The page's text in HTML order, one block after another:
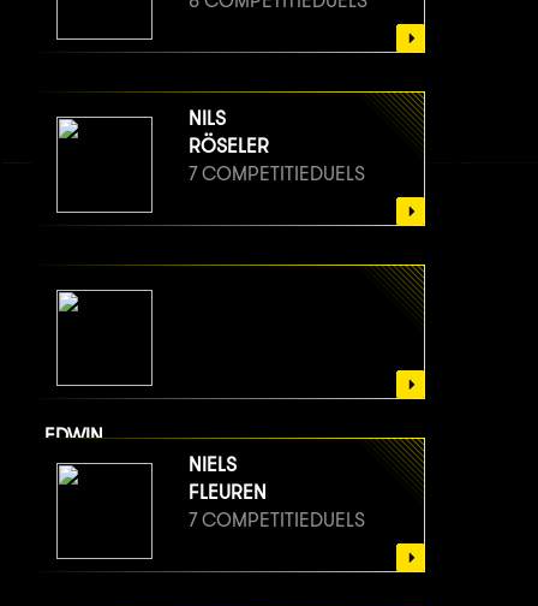
NILS
RÖSELER
7 COMPETITIEDUELS
EDWIN
VAN BERGE HENEGOUWEN
7 COMPETITIEDUELS
NIELS
FLEUREN
7 COMPETITIEDUELS